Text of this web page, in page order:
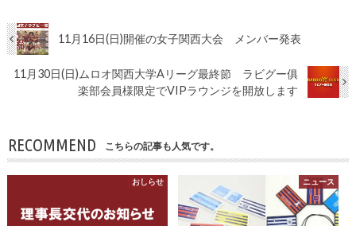
11月16日(日)開催の女子関西大会 メンバー発表
11月30日(日)ムロオ関西大学Aリーグ最終節 ラビグー俱
楽部会員様限定でVIPラウンジを開放します
RECOMMEND こちらの記事も人気です。
おしらせ ニュース